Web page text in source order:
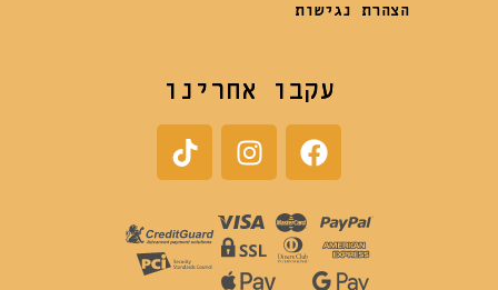
הצהרת נגישות
עקבו אחרינו